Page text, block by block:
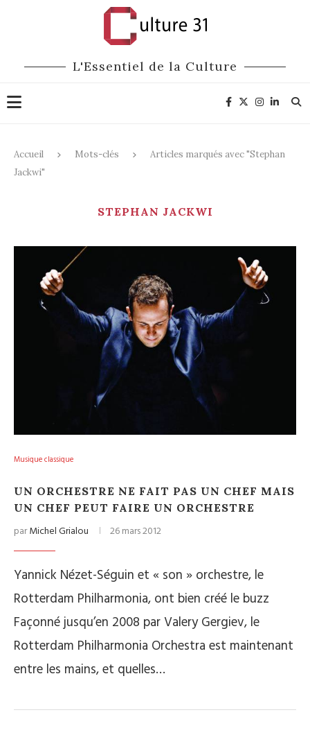
L'Essentiel de la Culture
Accueil Mots-clés
Articles marqués avec "Stephan
Jackwi"
STEPHAN JACKWI
Musique classique
UN ORCHESTRE NE FAIT PAS UN CHEF MAIS
UN CHEF PEUT FAIRE UN ORCHESTRE
parMichel Grialou 26 mars 2012
Yannick Nézet-Séguin et « son » orchestre, le
Rotterdam Philharmonia, ont bien créé le buzz
Façonné jusqu’en 2008 par Valery Gergiev, le
Rotterdam Philharmonia Orchestra est maintenant
entre les mains, et quelles…